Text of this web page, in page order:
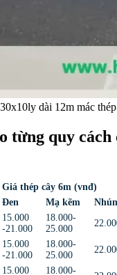
dài 12m mác
từng quy cách
Giá thép cây 6m (vnđ)
Đen
Mạ kẽm
15.000
-21.000
18.000-
25.000
15.000
-21.000
18.000-
25.000
15.000
18.000-